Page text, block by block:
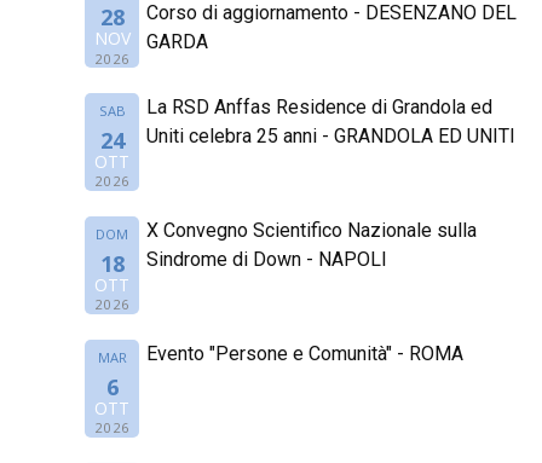
28
NOV
2026
Corso di aggiornamento - DESENZANO DEL
GARDA
SAB
24
OTT
2026
La RSD Anffas Residence di Grandola ed
Uniti celebra 25 anni - GRANDOLA ED UNITI
DOM
18
OTT
2026
X Convegno Scientifico Nazionale sulla
Sindrome di Down - NAPOLI
MAR
6
OTT
2026
Evento "Persone e Comunità" - ROMA